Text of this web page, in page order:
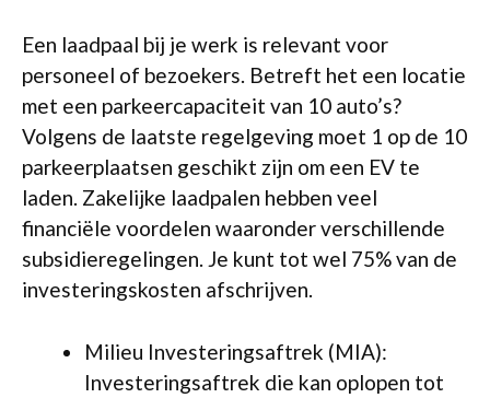
Een laadpaal bij je werk is relevant voor
personeel of bezoekers. Betreft het een locatie
met een parkeercapaciteit van 10 auto’s?
Volgens de laatste regelgeving moet 1 op de 10
parkeerplaatsen geschikt zijn om een EV te
laden. Zakelijke laadpalen hebben veel
financiële voordelen waaronder verschillende
subsidieregelingen. Je kunt tot wel 75% van de
investeringskosten afschrijven.
Milieu Investeringsaftrek (MIA):
Investeringsaftrek die kan oplopen tot